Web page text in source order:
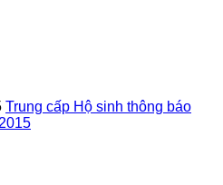
Trung cấp Hộ sinh thông báo